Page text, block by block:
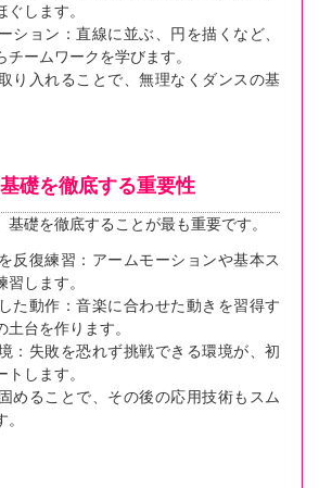
します。
ション：直線に並ぶ、円を描くなど、
ームワークを学びます。
り入れることで、無理なくダンスの基
礎を徹底する重要性
礎を徹底することが最も重要です。
反復練習：アームモーションや基本ス
します。
た動作：音楽に合わせた動きを習得す
台を作ります。
：失敗を恐れず挑戦できる環境が、初
します。
めることで、その後の応用技術もスム